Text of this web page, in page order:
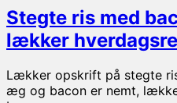
svinekød
–
nem
lækker
hverdagsmad
Stegte ris med
lækker
Lækker opskrift på stegte
æg og bacon er nemt,